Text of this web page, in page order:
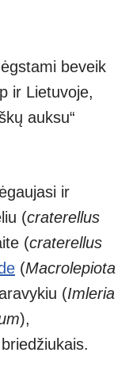
beveik
ir Lietuvoje,
auksu“
ir
(craterellus
(craterellus
(Macrolepiota
(Imleria
),